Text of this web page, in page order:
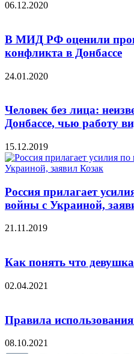
06.12.2020
В МИД РФ оценили
конфликта в Донбассе
24.01.2020
Человек без лица:
Донбассе, чью работу
15.12.2019
Россия прилагает
войны с Украиной,
21.11.2019
Как понять что
02.04.2021
Правила
08.10.2021